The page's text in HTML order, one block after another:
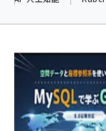
ツ
加藤銘の
iot女子会
北海道を